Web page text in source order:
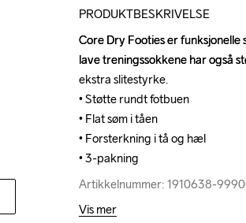
PRODUKTBESKRIVELSE
Core Dry Footies er
lave treningssokkene har også
ekstra slitestyrke.
• Støtte rundt fotbuen
• Flat søm i tåen
• Forsterkning i tå og hæl
• 3-pakning
Artikkelnummer: 1910638-
Core Dry Footies er
lave treningssokkene har også
ekstra slitestyrke.
• Støtte rundt fotbuen
• Flat søm i tåen
• Forsterkning i tå og hæl
• 3-pakning
Artikkelnummer: 1910638-
Vis mer